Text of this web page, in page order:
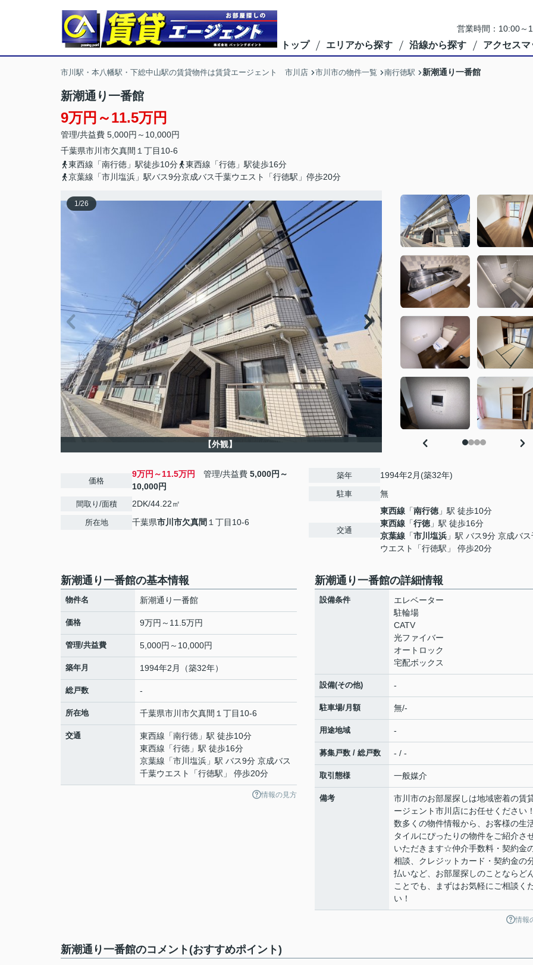
営業時間：10:00～
トップ エリアから探す 沿線から探す アクセスマ
市川駅・本八幡駅・下総中山駅の賃貸物件は賃貸エージェント 市川店 市川市の物件一覧 南行徳駅 新潮通り一番館
新潮通り一番館
9万円～11.5万円
管理/共益費 5,000円～10,000円
千葉県市川市欠真間 １丁目10-6
東西線「南行徳」駅徒歩10分
東西線「行徳」駅徒歩16分
京葉線「市川塩浜」駅バス9分京成バス千葉ウエスト「行徳駅」停歩20分
1/26
【外観】
価格
9万円～11.5万円 管理/共益費 5,000円～
10,000円
間取り/面積 2DK/44.22㎡
所在地 千葉県市川市欠真間 １丁目10-6
築年 1994年2月(築32年)
駐車 無
交通
東西線 「南行徳 」駅 徒歩10分
東西線 「行徳 」駅 徒歩16分
京葉線 「市川塩浜 」駅 バス9分 京成バ
ウエスト「行徳駅」 停歩20分
新潮通り一番館の基本情報
物件名 新潮通り一番館
価格 9万円～11.5万円
管理/共益費 5,000円～10,000円
築年月 1994年2月（築32年）
総戸数 -
所在地 千葉県市川市欠真間 １丁目10-6
交通 東西線 「南行徳 」駅 徒歩10分
東西線 「行徳 」駅 徒歩16分
京葉線 「市川塩浜 」駅 バス9分 京成バス
千葉ウエスト「行徳駅」 停歩20分
情報の見方
新潮通り一番館の詳細情報
設備条件
エレベーター
駐輪場
CATV
光ファイバー
オートロック
宅配ボックス
設備(その他) -
駐車場/月額 無/-
用途地域 -
募集戸数 / 総戸数 - / -
取引態様 一般媒介
備考
市川市のお部屋探しは地域密着の賃
ージェント市川店にお任せください
数多くの物件情報から、お客様の生
タイルにぴったりの物件をご紹介さ
いただきます☆仲介手数料・契約金
相談、クレジットカード・契約金の
払いなど、お部屋探しのことならど
ことでも、まずはお気軽にご相談く
い！
情報
新潮通り一番館のコメント(おすすめポイント)